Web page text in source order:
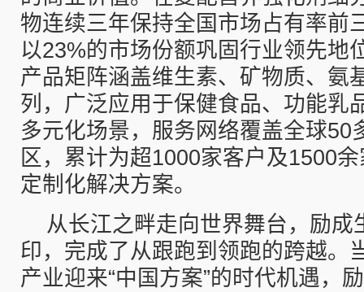
物连续三年保持全国市场占有率前
以23%的市场份额巩固行业领先地
产品矩阵涵盖维生素、矿物质、氨
列，广泛应用于保健食品、功能乳
多元化场景，服务网络覆盖全球50
区，累计为超1000家客户及1500
定制化解决方案。
从长江之畔走向世界舞台，励成
印，完成了从跟跑到领跑的跨越。
产业迎来“中国方案”的时代机遇，